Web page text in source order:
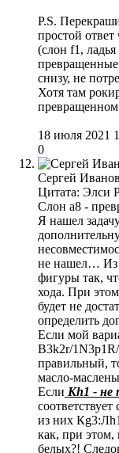
P.S.
простой ответ
(слон f1,
снизу, не
Хотя там
превращенном
18 июля 2021
0
Сергей
Цитата: Элси
Слон а8 -
Я нашел
не нашел… Из
фигуры так,
хода. При
будет не
определить
Если мой
B3k2r/
правильный,
масло-
Если Кh1 - не
из них
как, при этом,
белых?!